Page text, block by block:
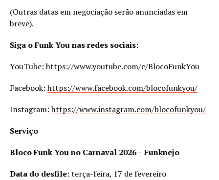
(Outras datas em negociação serão anunciadas em
breve).
Siga o Funk You nas redes sociais:
YouTube:https://www.youtube.com/c/BlocoFunkYou
Facebook:https://www.facebook.com/blocofunkyou/
Instagram:https://www.instagram.com/blocofunkyou/
Serviço
Bloco Funk You no Carnaval 2026 – Funknejo
Data do desfile: terça-feira, 17 de fevereiro